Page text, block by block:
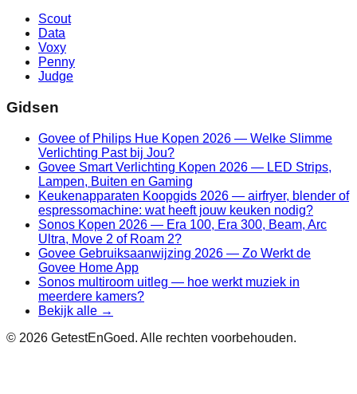
Scout
Data
Voxy
Penny
Judge
Gidsen
Govee of Philips Hue Kopen 2026 — Welke Slimme
Verlichting Past bij Jou?
Govee Smart Verlichting Kopen 2026 — LED Strips,
Lampen, Buiten en Gaming
Keukenapparaten Koopgids 2026 — airfryer, blender of
espressomachine: wat heeft jouw keuken nodig?
Sonos Kopen 2026 — Era 100, Era 300, Beam, Arc
Ultra, Move 2 of Roam 2?
Govee Gebruiksaanwijzing 2026 — Zo Werkt de
Govee Home App
Sonos multiroom uitleg — hoe werkt muziek in
meerdere kamers?
Bekijk alle →
© 2026 GetestEnGoed. Alle rechten voorbehouden.